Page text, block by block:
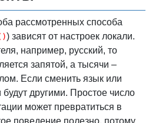
рассмотренных способа
)) зависят от настроек локали.
например, русский, то
запятой, а тысячи –
Если сменить язык или
другими. Простое число
может превратиться в
поведение полезно, потому